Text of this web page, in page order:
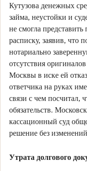
Кутузова денежных
займа, неустойки и
не смогла
расписку, заявив, что
нотариально
отсутствия
Москвы в иске ей
ответчика на руках
связи с чем посчитал,
обязательств.
кассационный суд
решение без
Утрата долгового